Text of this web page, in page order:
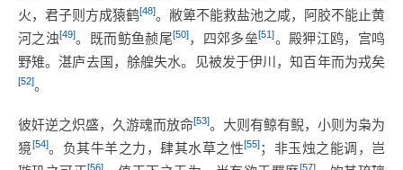
火，君子则方成猿鹤[48]。敝箄不能救盐池之咸，阿胶不能止黄
河之浊[49]。既而鲂鱼赪尾[50]，四郊多垒[51]。殿狎江鸥，宫鸣
野雉。湛庐去国，艅艎失水。见被发于伊川，知百年而为戎矣
[52]。
彼奸逆之炽盛，久游魂而放命[53]。大则有鲸有鲵，小则为枭为
獍 [54]。负其牛羊之力，肆其水草之性[55] ；非玉烛之能调，岂
[56] [57]